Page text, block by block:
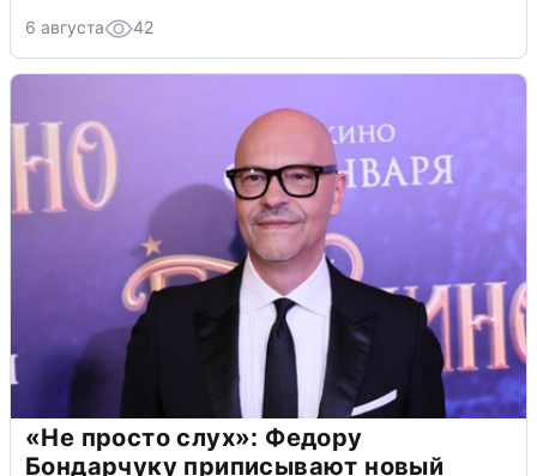
6 августа 42
«Не просто слух»: Федору
Бондарчуку приписывают новый